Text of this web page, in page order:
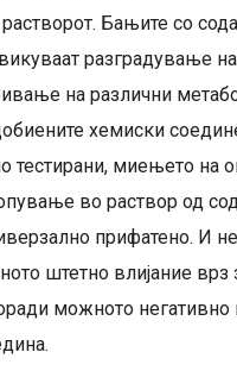
Бањите со сода
разградување на
на различни
хемиски
тестирани, миењето на
во раствор од
прифатено. И
штетно влијание врз
можното негативно